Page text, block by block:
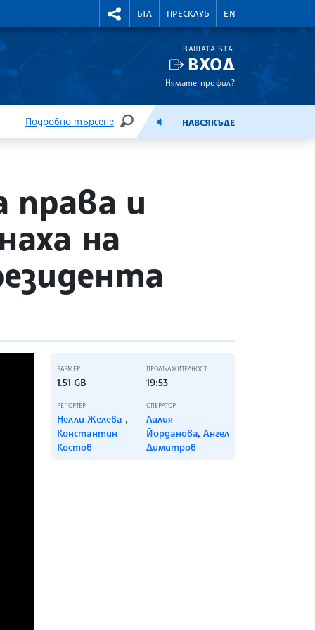
КУРСОВЕ RIGHTMENU.SOCIAL
БТА ПРЕСКЛУБ EN
ВАШАТА БТА
ВХОД
Нямате профил?
Подробно търсене
ТЪРСЕНЕЕМИСИЯНАВСЯКЪДЕ
права и
на
РАЗМЕР
1.51 GB
ПРОДЪЛЖИТЕЛНОСТ
19:53
РЕПОРТЕР
Нелли Желева ,
Константин
Костов
ОПЕРАТОР
Лилия
Йорданова, Ангел
Димитров